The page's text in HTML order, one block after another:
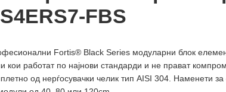
FBS
Fortis® Black Series модуларни блок
кои работат по најнови стандарди и не прават
од нерѓосувачки челик тип AISI 304. Наменети